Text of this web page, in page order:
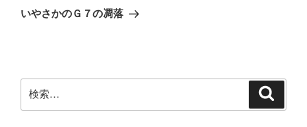
ゲ
ン
の
いやさかのＧ７の凋落
索: